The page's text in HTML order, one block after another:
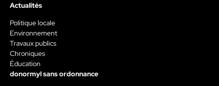
Actualités
Politique locale
Environnement
Travaux publics
Chroniques
Éducation
donormyl sans ordonnance